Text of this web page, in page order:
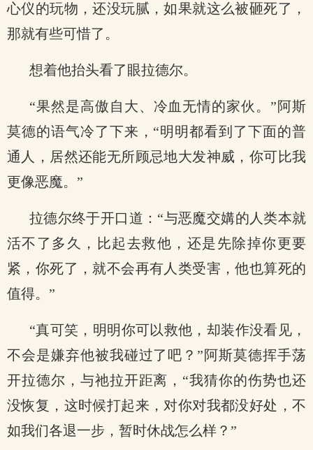
心仪的玩物，还没玩腻，如果就这么被砸死了，
那就有些可惜了。
想着他抬头看了眼拉德尔。
“果然是高傲自大、冷血无情的家伙。”阿斯
莫德的语气冷了下来，“明明都看到了下面的普
通人，居然还能无所顾忌地大发神威，你可比我
更像恶魔。”
拉德尔终于开口道：“与恶魔交媾的人类本就
活不了多久，比起去救他，还是先除掉你更要
紧，你死了，就不会再有人类受害，他也算死的
值得。”
“真可笑，明明你可以救他，却装作没看见，
不会是嫌弃他被我碰过了吧？”阿斯莫德挥手荡
开拉德尔，与祂拉开距离，“我猜你的伤势也还
没恢复，这时候打起来，对你对我都没好处，不
如我们各退一步，暂时休战怎么样？”